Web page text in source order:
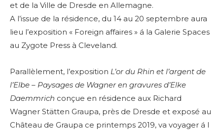
et de la Ville de Dresde en Allemagne.
A l’issue de la résidence, du 14 au 20 septembre aura
lieu l’exposition « Foreign affaires » á la Galerie Spaces
au Zygote Press à Cleveland.
Parallèlement, l’exposition L’or du Rhin et l’argent de
l’Elbe – Paysages de Wagner en gravures d’Elke
Daemmrich conçue en résidence aux Richard
Wagner Stätten Graupa, près de Dresde et exposé au
Château de Graupa ce printemps 2019, va voyager á l